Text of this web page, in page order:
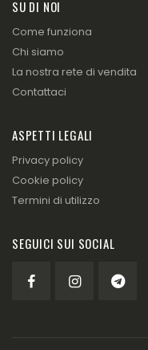
SU DI NOI
Come funziona
Chi siamo
La nostra rete di vendita
Contattaci
ASPETTI LEGALI
Privacy policy
Cookie policy
Termini di utilizzo
SEGUICI SUI SOCIAL